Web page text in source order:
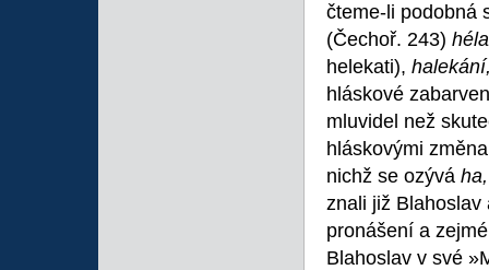
čteme-li podobná
(Čechoř. 243) héla
helekati),
hláskové
mluvidel než
hláskovými
nichž se ozývá
znali již
pronášení a
Blahoslav v své